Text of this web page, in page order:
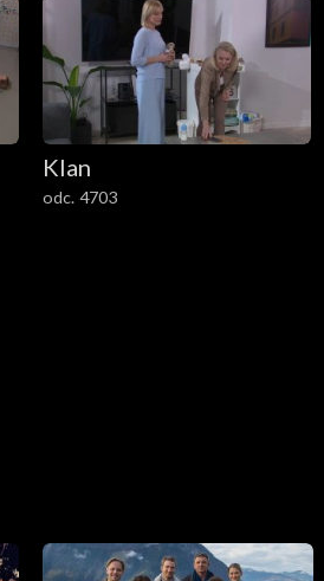
Klan
odc. 4703